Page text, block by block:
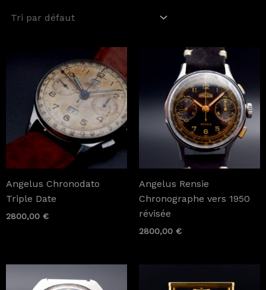
Angelus Chronodato
Triple Date
2800,00 €
Angelus Rensie
Chronographe vers 1950
révisée
2800,00 €